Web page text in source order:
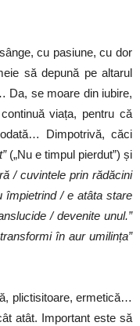
cu pasiune, cu dor
să depună pe altarul
Da, se moare din iubire,
viața, pentru că
Dimpotrivă, căci
(„Nu e timpul pierdut”) și
/ cuvintele prin rădăcini
împietrind / e atâta stare
/ devenite unul.”
în aur umilința”
plictisitoare, ermetică…
atât. Important este să